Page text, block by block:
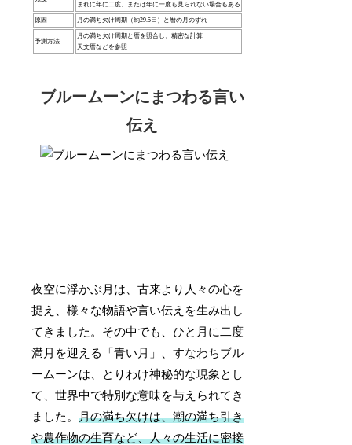
まれに年に二度、または年に一度も見られない場合もある
原因 月の満ち欠け周期（約29.5日）と暦の月のずれ
予測方法
月の満ち欠け周期と暦を照合し、精密な計算
天文暦などを参照
ブルームーンにまつわる言い
伝え
夜空に浮かぶ月は、古来より人々の心を
捉え、様々な物語や言い伝えを生み出し
てきました。その中でも、ひと月に二度
満月を迎える「青い月」、すなわちブル
ームーンは、とりわけ神秘的な現象とし
て、世界中で特別な意味を与えられてき
ました。月の満ち欠けは、潮の満ち引き
や農作物の生育など、人々の生活に密接